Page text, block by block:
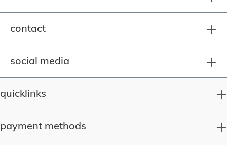
contact
social media
quicklinks
payment methods